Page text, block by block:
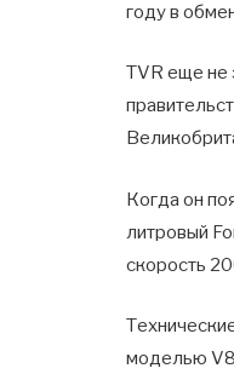
году в
TVR еще не
Когда он
литровый
скорость
моделью V8,